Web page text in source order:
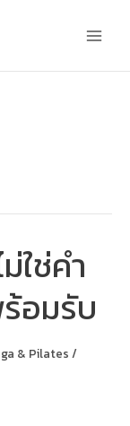
ใช่คำ
อมรับ
& Pilates /